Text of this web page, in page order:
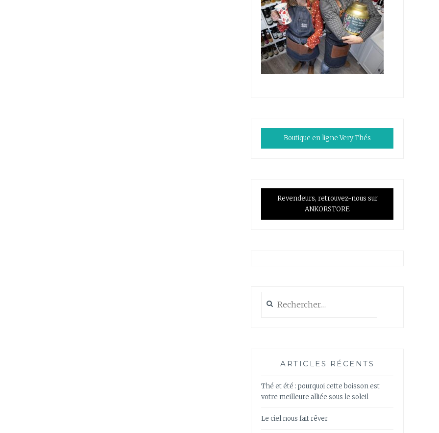
Boutique en ligne Very Thés
Revendeurs, retrouvez-nous sur
ANKORSTORE
ARTICLES RÉCENTS
Thé et été : pourquoi cette boisson est
votre meilleure alliée sous le soleil
Le ciel nous fait rêver